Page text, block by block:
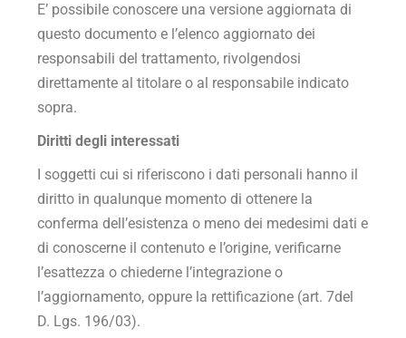
E’ possibile conoscere una versione aggiornata di
questo documento e l’elenco aggiornato dei
responsabili del trattamento, rivolgendosi
direttamente al titolare o al responsabile indicato
sopra.
Diritti degli interessati
I soggetti cui si riferiscono i dati personali hanno il
diritto in qualunque momento di ottenere la
conferma dell’esistenza o meno dei medesimi dati e
di conoscerne il contenuto e l’origine, verificarne
l’esattezza o chiederne l’integrazione o
l’aggiornamento, oppure la rettificazione (art. 7del
D. Lgs. 196/03).